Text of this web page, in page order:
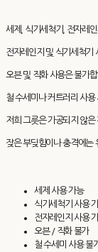
세제, 식기세척기, 전자레
전자레인지 및 식기세척기
오븐 및 직화 사용은 불가합
철 수세미나 커트러리 사
저희 그릇은 가공되지 않
잦은 부딪힘이나 충격에는
세제 사용 가능
식기세척기 사용
전자레인지 사용
오븐 / 직화 불가
철 수세미 사용 불